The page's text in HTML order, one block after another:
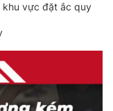
khu vực đặt ắc quy